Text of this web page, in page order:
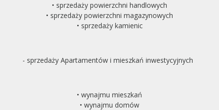
• sprzedaży powierzchni handlowych
• sprzedaży powierzchni magazynowych
• sprzedaży kamienic
- sprzedaży Apartamentów i mieszkań inwestycyjnych
• wynajmu mieszkań
• wynajmu domów